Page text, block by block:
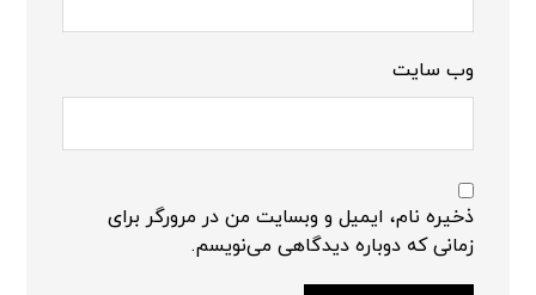
وب‌ سایت
ذخیره نام، ایمیل و وبسایت من در مرورگر برای
زمانی که دوباره دیدگاهی می‌نویسم.